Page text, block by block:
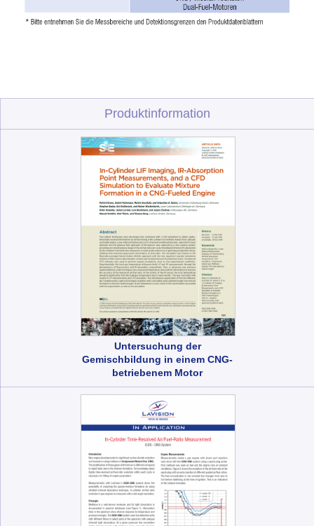
Produktinformation
Untersuchung der
Gemischbildung in einem CNG-
betriebenem Motor